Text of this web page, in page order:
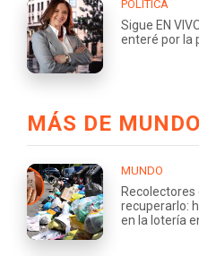
POLÍTICA
Sigue EN
enteré por la
MÁS DE MUNDO
MUNDO
recuperarlo:
en la lotería